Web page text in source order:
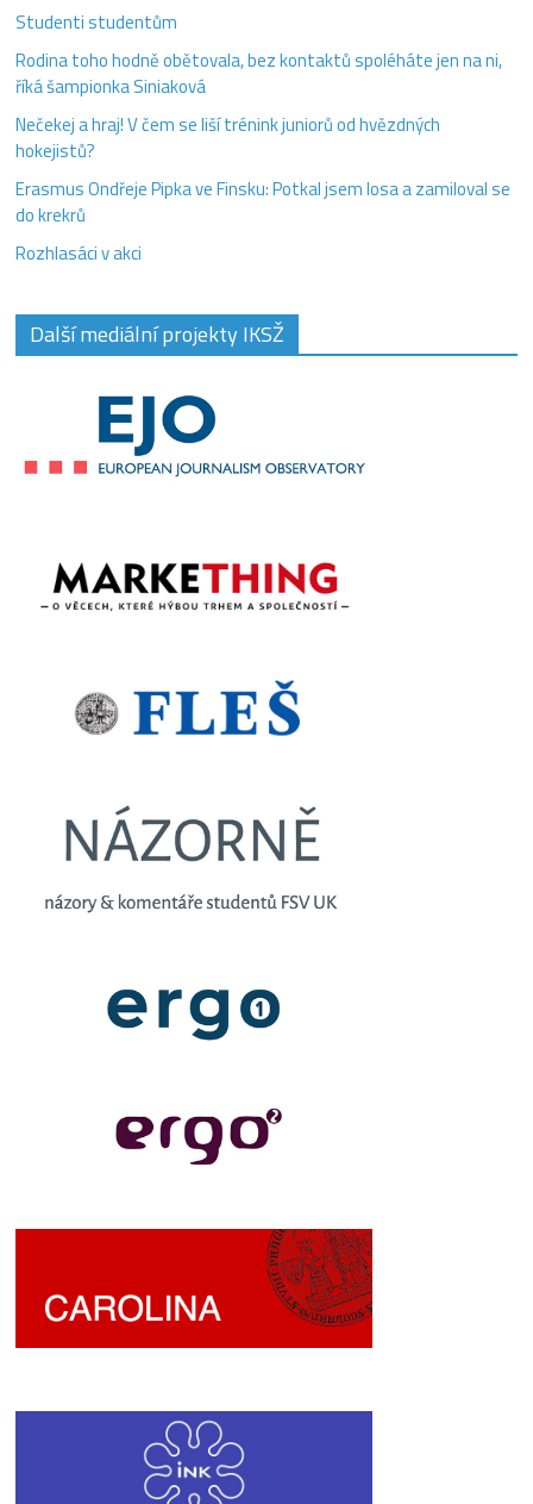
Studenti studentům
Rodina toho hodně obětovala, bez kontaktů spoléháte jen na ni,
říká šampionka Siniaková
Nečekej a hraj! V čem se liší trénink juniorů od hvězdných
hokejistů?
Erasmus Ondřeje Pipka ve Finsku: Potkal jsem losa a zamiloval se
do krekrů
Rozhlasáci v akci
Další mediální projekty IKSŽ